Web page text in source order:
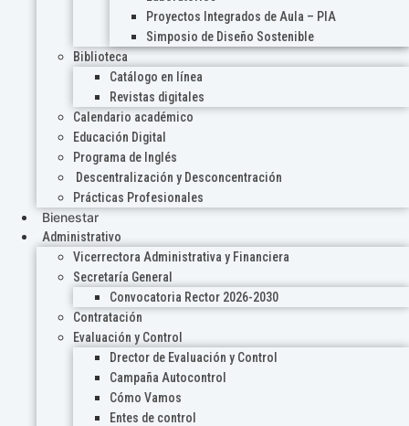
Proyectos Integrados de Aula – PIA
Simposio de Diseño Sostenible
Biblioteca
Catálogo en línea
Revistas digitales
Calendario académico
Educación Digital
Programa de Inglés
Descentralización y Desconcentración
Prácticas Profesionales
Bienestar
Administrativo
Vicerrectora Administrativa y Financiera
Secretaría General
Convocatoria Rector 2026-2030
Contratación
Evaluación y Control
Drector de Evaluación y Control
Campaña Autocontrol
Cómo Vamos
Entes de control